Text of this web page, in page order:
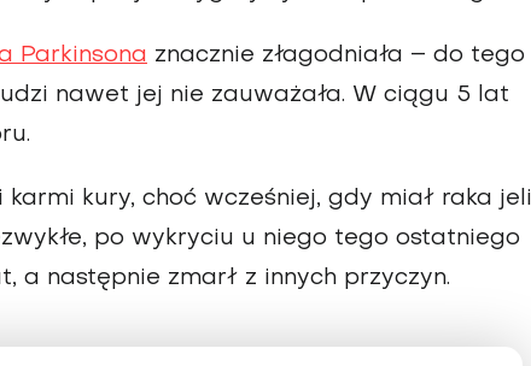
Parkinsona znacznie złagodniała – do tego
nawet jej nie zauważała. W ciągu 5 lat
kury, choć wcześniej, gdy miał raka
po wykryciu u niego tego ostatniego
a następnie zmarł z innych przyczyn.